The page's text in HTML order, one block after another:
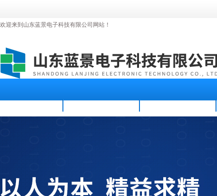
欢迎来到山东蓝景电子科技有限公司网站！